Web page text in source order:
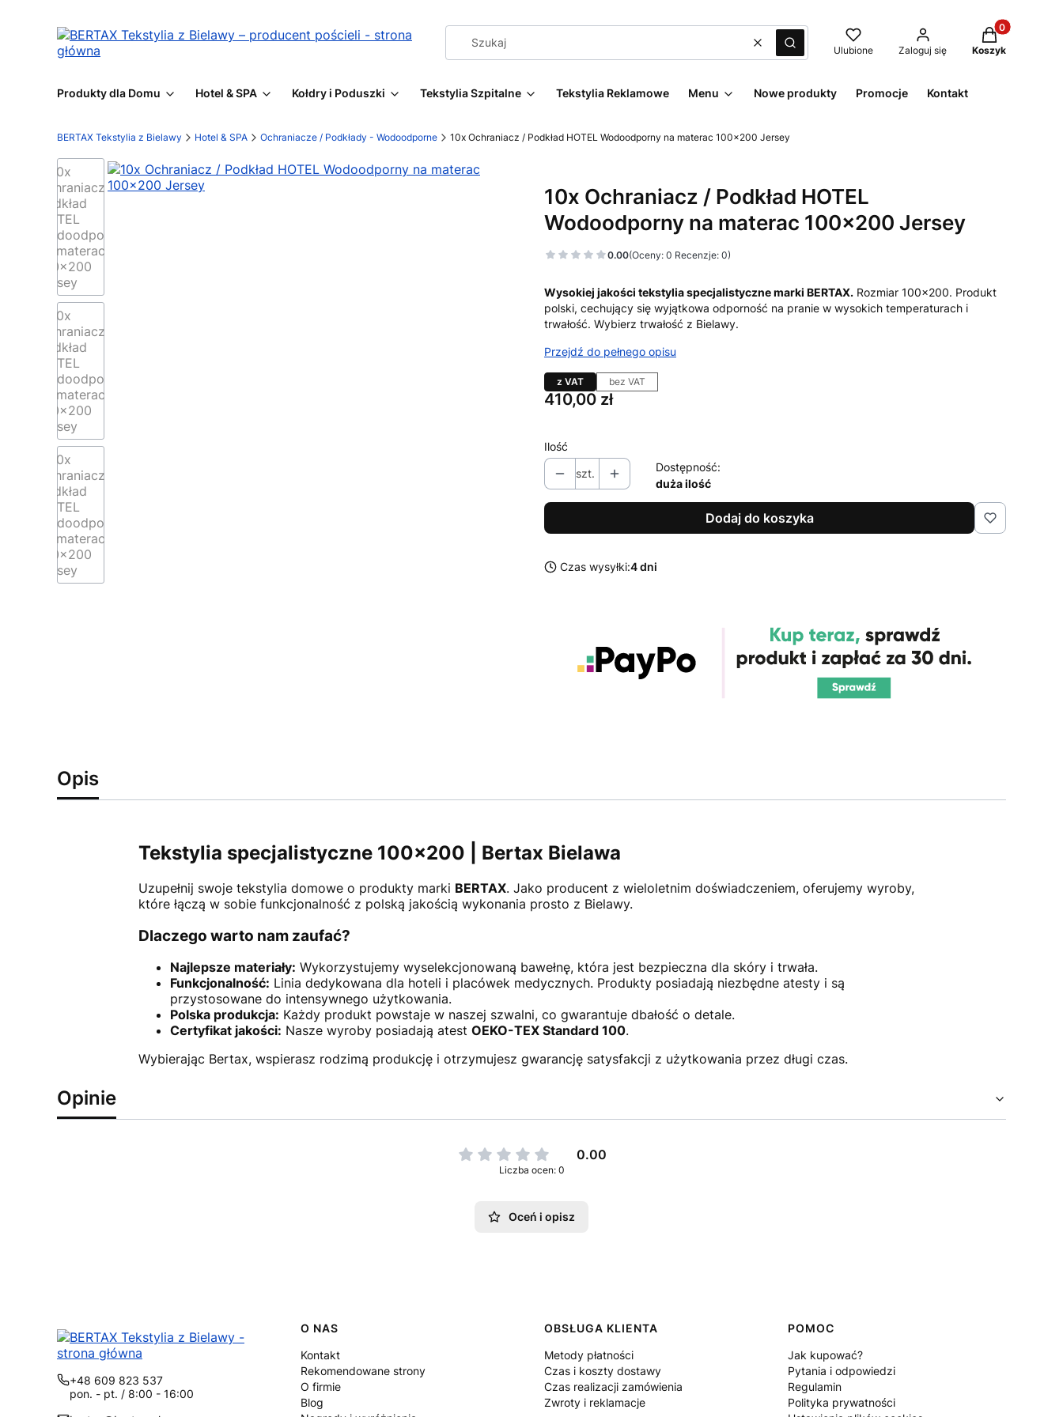
WyczyśćSzukaj Ulubione Zaloguj się
Produkty w
Koszyk
Produkty dla Domu Hotel & SPA Kołdry i Poduszki Tekstylia Szpitalne Tekstylia Reklamowe Menu Nowe produkty Promocje Kontakt
BERTAX Tekstylia z Bielawy Hotel & SPA Ochraniacze / Podkłady - Wodoodporne 10x Ochraniacz / Podkład HOTEL Wodoodporny na materac 100x200 Jersey
10x Ochraniacz / Podkład HOTEL
Wodoodporny na materac 100x200 Jersey
0.00(Oceny: 0 Recenzje: 0)
Wysokiej jakości tekstylia specjalistyczne marki BERTAX. Rozmiar 100x200. Produkt
polski, cechujący się wyjątkowa odporność na pranie w wysokich temperaturach i
trwałość. Wybierz trwałość z Bielawy.
Przejdź do pełnego opisu
z VAT bez VAT
Cena
410,00 zł
Ilość
szt.
Dostępność:
duża ilość
Dodaj do koszyka
Czas wysyłki:4 dni
Opis
Tekstylia specjalistyczne 100x200 | Bertax Bielawa
Uzupełnij swoje tekstylia domowe o produkty marki BERTAX. Jako producent z wieloletnim doświadczeniem, oferujemy wyroby,
które łączą w sobie funkcjonalność z polską jakością wykonania prosto z Bielawy.
Dlaczego warto nam zaufać?
Najlepsze materiały: Wykorzystujemy wyselekcjonowaną bawełnę, która jest bezpieczna dla skóry i trwała.
Funkcjonalność: Linia dedykowana dla hoteli i placówek medycznych. Produkty posiadają niezbędne atesty i są
przystosowane do intensywnego użytkowania.
Polska produkcja: Każdy produkt powstaje w naszej szwalni, co gwarantuje dbałość o detale.
Certyfikat jakości: Nasze wyroby posiadają atest OEKO-TEX Standard 100.
Wybierając Bertax, wspierasz rodzimą produkcję i otrzymujesz gwarancję satysfakcji z użytkowania przez długi czas.
Opinie
0.00
Liczba ocen: 0
Oceń i opisz
+48 609 823 537
pon. - pt. / 8:00 - 16:00
Linki w stopce
O NAS
Kontakt
Rekomendowane strony
O firmie
Blog
OBSŁUGA KLIENTA
Metody płatności
Czas i koszty dostawy
Czas realizacji zamówienia
Zwroty i reklamacje
POMOC
Jak kupować?
Pytania i odpowiedzi
Regulamin
Polityka prywatności